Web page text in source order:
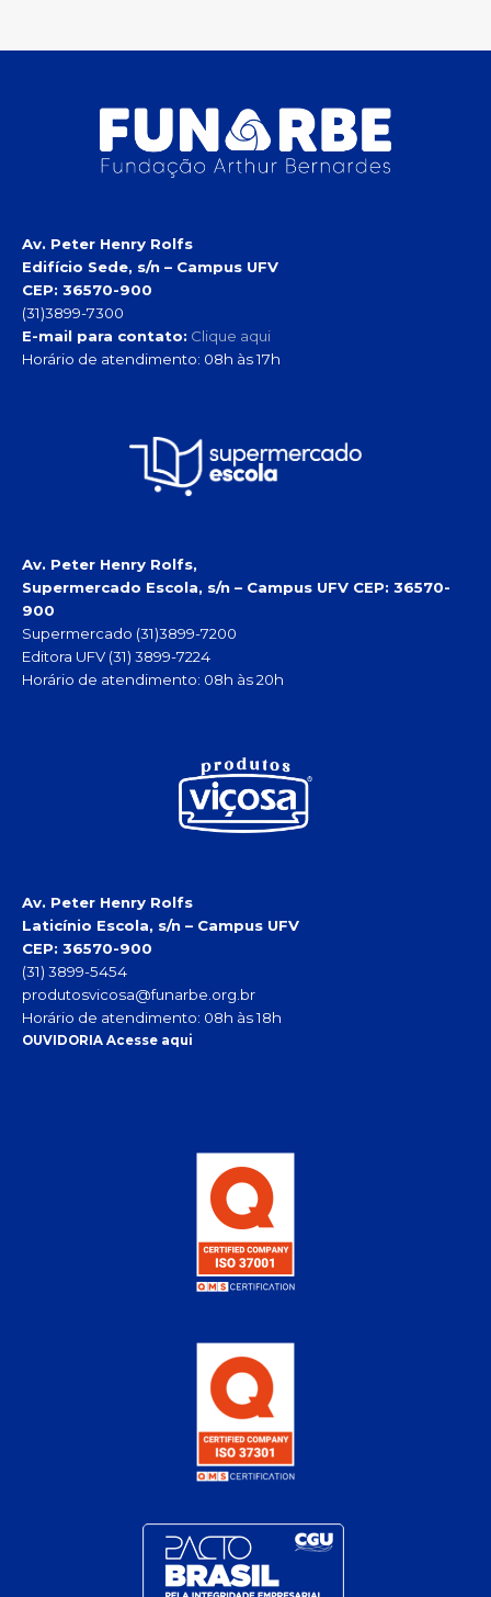
Av. Peter Henry Rolfs
Edifício Sede, s/n – Campus UFV
CEP: 36570-900
(31)3899-7300
E-mail para contato: Clique aqui
Horário de atendimento: 08h às 17h
Av. Peter Henry Rolfs,
Supermercado Escola, s/n – Campus UFV CEP: 36570-
900
Supermercado (31)3899-7200
Editora UFV (31) 3899-7224
Horário de atendimento: 08h às 20h
Av. Peter Henry Rolfs
Laticínio Escola, s/n – Campus UFV
CEP: 36570-900
(31) 3899-5454
produtosvicosa@funarbe.org.br
Horário de atendimento: 08h às 18h
OUVIDORIA Acesse aqui